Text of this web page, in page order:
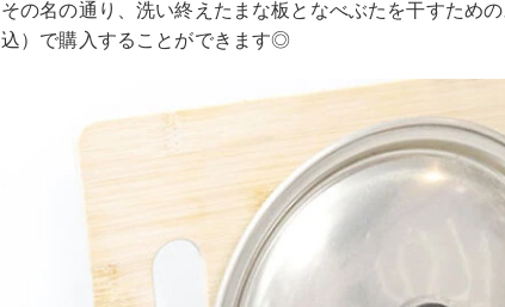
その名の通り、洗い終えたまな板となべぶたを干すため
込）で購入することができます◎